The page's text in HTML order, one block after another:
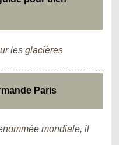
les glacières
Paris
mondiale, il